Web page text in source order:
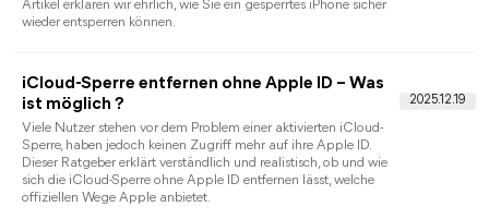
Lesen Sie weiter und probieren Sie es aus.
Apple-ID entsperren: So stellen Sie den Zugriff
wieder her
Apple bietet einige Möglichkeiten zum Entsperren Ihres
Kontos, wenn die Apple-ID aus Sicherheitsgründen gesperrt
oder deaktiviert wurde. Auch Tools von Drittanbietern können
Ihre Apple-ID entsperren.